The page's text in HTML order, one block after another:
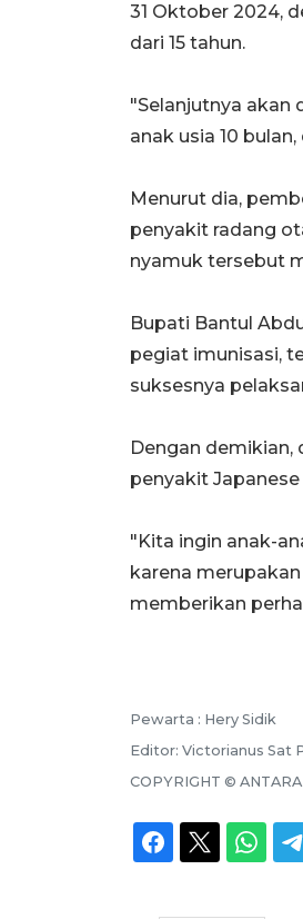
31 Oktober 2024,
dari 15 tahun.
"Selanjutnya akan
anak usia 10
Menurut dia,
penyakit radang
nyamuk tersebut
Bupati Bantul
pegiat imunisasi,
suksesnya
Dengan demikian,
penyakit
"Kita ingin anak-
karena
memberikan
Pewarta : Hery Sidik
Editor: Victorianus Sat
COPYRIGHT © ANTARA